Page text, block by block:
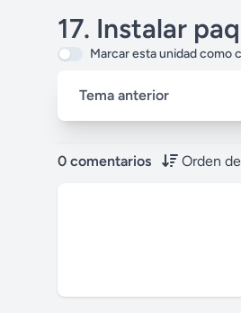
17. Instalar
Marcar esta unidad como
Tema anterior
0 comentarios Orden